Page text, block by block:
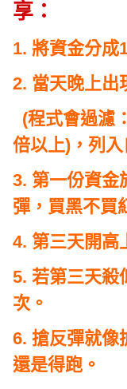
享：
1. 將資金分成
2. 當天晚上出
(程式會過濾
倍以上)，列入
3. 第一份資金
彈，買黑不買
4. 第三天開高
5. 若第三天殺
次。
6. 搶反彈就像
還是得跑。